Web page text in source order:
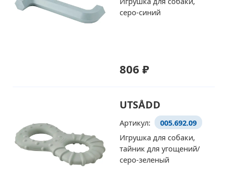
серо-синий
806 ₽
UTSÅDD
Артикул:
005.692.09
Игрушка для собаки,
тайник для угощений/
серо-зеленый